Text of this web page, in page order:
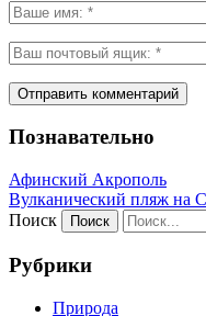
Познавательно
Афинский Акрополь
Вулканический пляж на
Поиск
Рубрики
Природа